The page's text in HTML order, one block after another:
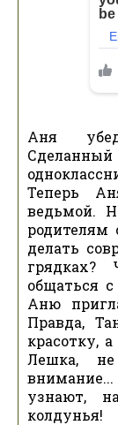
Аня
Теперь
ведьмой.
родителям
делать
общаться
Аню
Правда,
красотку,
Лешка,
узнают,
колдунья!